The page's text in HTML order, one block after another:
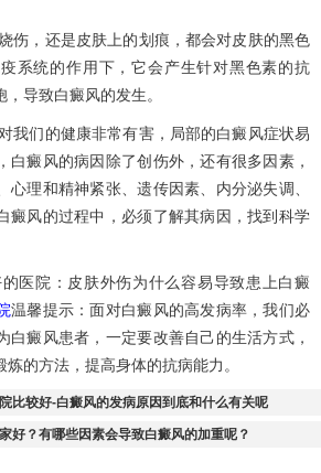
，还是皮肤上的划痕，都会对皮肤的黑色
系统的作用下，它会产生针对黑色素的抗
导致白癜风的发生。
们的健康非常有害，局部的白癜风症状易
白癜风的病因除了创伤外，还有很多因素，
心理和精神紧张、遗传因素、内分泌失调、
癜风的过程中，必须了解其病因，找到科学
院：皮肤外伤为什么容易导致患上白癜
温馨提示：面对白癜风的高发病率，我们必
白癜风患者，一定要改善自己的生活方式，
的方法，提高身体的抗病能力。
比较好-白癜风的发病原因到底和什么有关呢
好？有哪些因素会导致白癜风的加重呢？